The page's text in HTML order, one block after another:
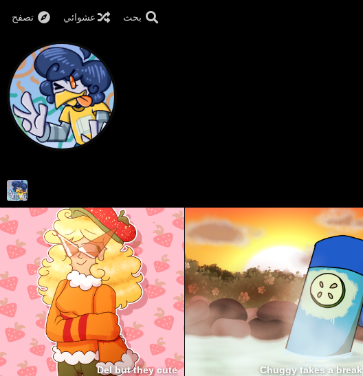
تصفح عشوائي بحث
Del but they cute Chuggy takes a break